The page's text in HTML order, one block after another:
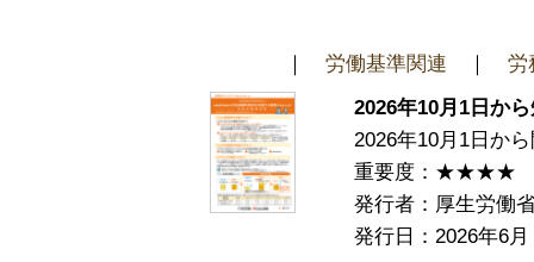
｜ 労働基準関連 ｜ 労
2026年10月1日か
2026年10月1日か
重要度：★★★★
発行者：厚生労働
発行日：2026年6月